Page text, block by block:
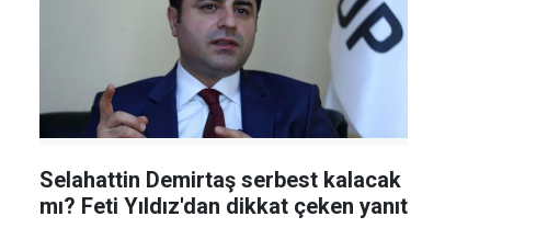
Selahattin Demirtaş serbest kalacak
mı? Feti Yıldız'dan dikkat çeken yanıt